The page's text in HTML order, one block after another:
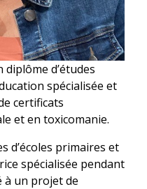
d’études
spécialisée et
certificats
et en toxicomanie.
d’écoles primaires et
spécialisée pendant
à un projet de